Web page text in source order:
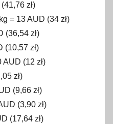
zł)
= 13 AUD (34 zł)
(36,54 zł)
(10,57 zł)
(12 zł)
zł)
(9,66 zł)
(3,90 zł)
(17,64 zł)